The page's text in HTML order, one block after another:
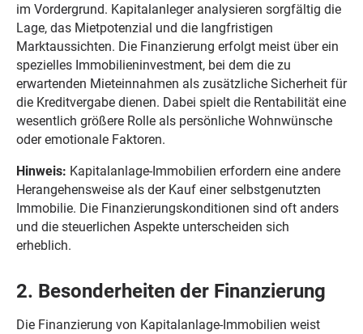
im Vordergrund. Kapitalanleger analysieren sorgfältig die
Lage, das Mietpotenzial und die langfristigen
Marktaussichten. Die Finanzierung erfolgt meist über ein
spezielles Immobilieninvestment, bei dem die zu
erwartenden Mieteinnahmen als zusätzliche Sicherheit für
die Kreditvergabe dienen. Dabei spielt die Rentabilität eine
wesentlich größere Rolle als persönliche Wohnwünsche
oder emotionale Faktoren.
Hinweis: Kapitalanlage-Immobilien erfordern eine andere
Herangehensweise als der Kauf einer selbstgenutzten
Immobilie. Die Finanzierungskonditionen sind oft anders
und die steuerlichen Aspekte unterscheiden sich
erheblich.
2. Besonderheiten der Finanzierung
Die Finanzierung von Kapitalanlage-Immobilien weist